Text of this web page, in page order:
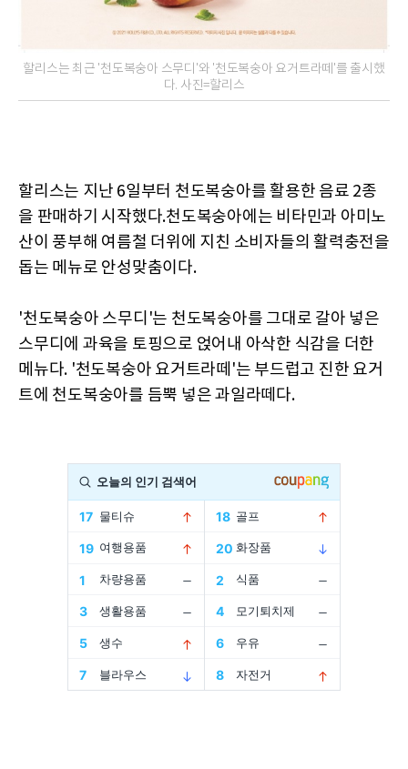
할리스는 최근 '천도복숭아 스무디'와 '천도복숭아 요거트라떼'를 출시했
다. 사진=할리스
할리스는 지난 6일부터 천도복숭아를 활용한 음료 2종
을 판매하기 시작했다.천도복숭아에는 비타민과 아미노
산이 풍부해 여름철 더위에 지친 소비자들의 활력충전을
돕는 메뉴로 안성맞춤이다.
'천도북숭아 스무디'는 천도복숭아를 그대로 갈아 넣은
스무디에 과육을 토핑으로 얹어내 아삭한 식감을 더한
메뉴다. '천도복숭아 요거트라떼'는 부드럽고 진한 요거
트에 천도복숭아를 듬뿍 넣은 과일라떼다.